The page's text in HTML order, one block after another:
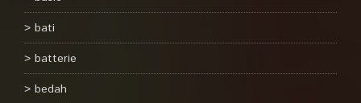
bati
batterie
bedah